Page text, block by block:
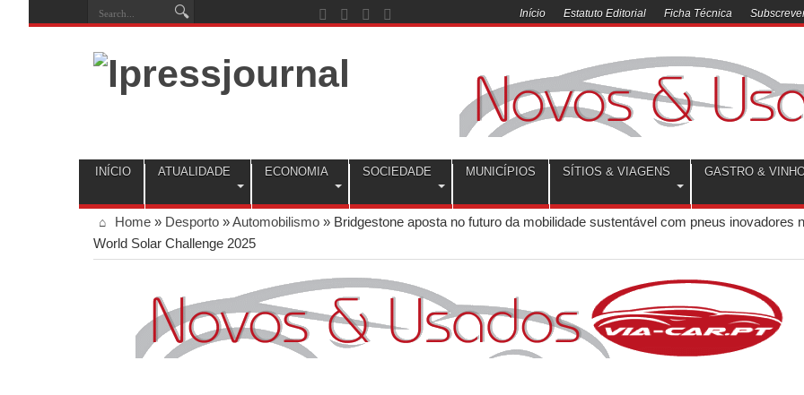
Início Estatuto Editorial Ficha Técnica
INÍCIO ATUALIDADE ECONOMIA SOCIEDADE MUNICÍPIOS SÍTIOS & VIAGENS GASTRO &
Home » Desporto »Automobilismo » Bridgestone aposta no futuro da mobilidade sustentável com pneus inovadores
World Solar Challenge 2025